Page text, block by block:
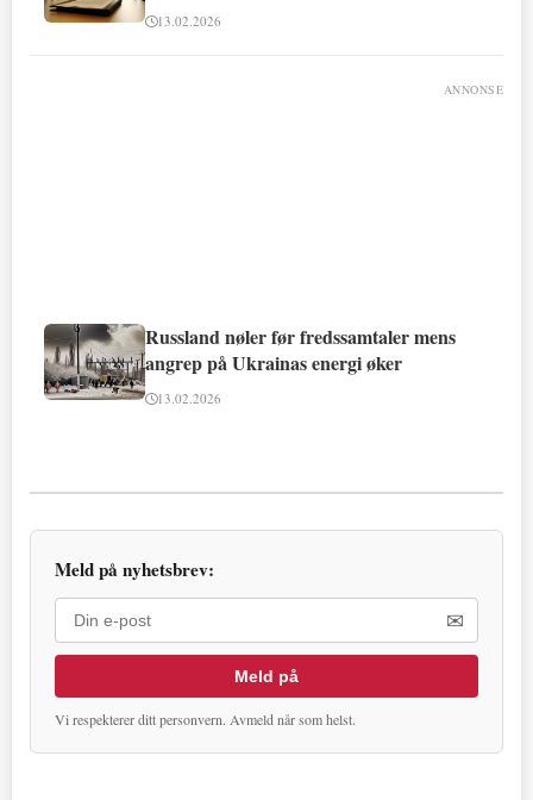
13.02.2026
ANNONSE
Russland nøler før fredssamtaler mens
angrep på Ukrainas energi øker
13.02.2026
Meld på nyhetsbrev:
✉
Meld på
Vi respekterer ditt personvern. Avmeld når som helst.